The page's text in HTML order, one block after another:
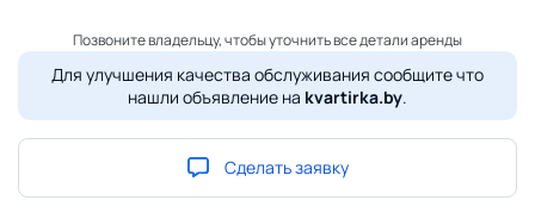
Позвоните владельцу, чтобы уточнить все детали аренды
Для улучшения качества обслуживания сообщите что
нашли объявление на kvartirka.by.
Сделать заявку